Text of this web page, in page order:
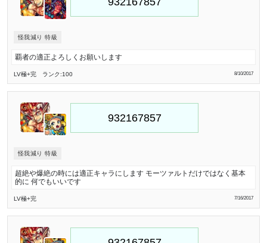
怪我減り 特級
覇者の適正よろしくお願いします
LV極+完 ランク:100 8/10/2017
怪我減り 特級
超絶や爆絶の時には適正キャラにします モーツァルトだけではなく基本
的に 何でもいいです
LV極+完 7/16/2017